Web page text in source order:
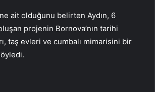
ait olduğunu belirten Aydın, 6
projenin Bornova’nın tarihi
taş evleri ve cumbalı mimarisini bir